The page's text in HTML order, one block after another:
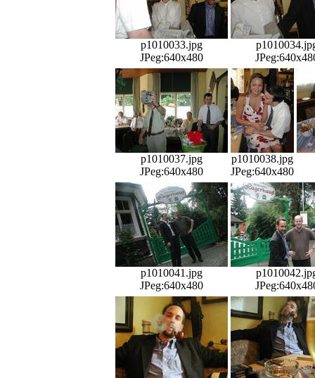
p1010033.jpg
JPeg:640x480
p1010037.jpg
JPeg:640x480
p1010038.jpg
JPeg:640x480
p1010041.jpg
JPeg:640x480